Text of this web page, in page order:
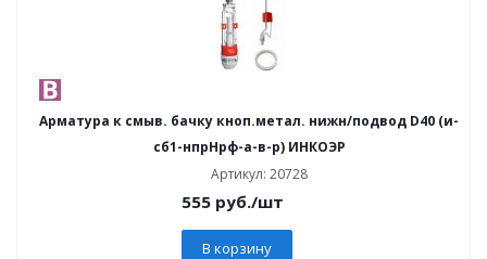
Арматура к смыв. бачку кноп.метал. нижн/подвод D40 (и-
сб1-нпрНрф-а-в-р) ИНКОЭР
Артикул: 20728
555 руб./шт
В корзину